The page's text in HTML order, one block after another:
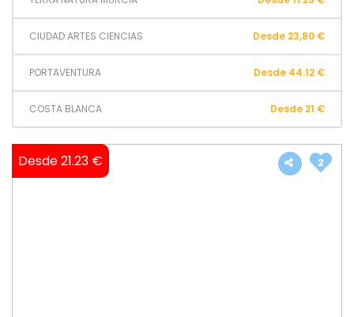
CIUDAD ARTES CIENCIAS Desde 23,80 €
PORTAVENTURA Desde 44.12 €
COSTA BLANCA Desde 21 €
Desde 21.23 € 2